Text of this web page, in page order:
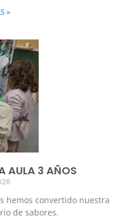
»
AULA 3 AÑOS
hemos convertido nuestra
de sabores.